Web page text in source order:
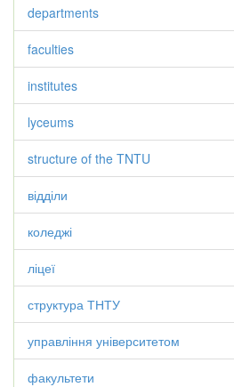
departments
faculties
institutes
lyceums
structure of the TNTU
відділи
коледжі
ліцеї
структура ТНТУ
управління університетом
факультети